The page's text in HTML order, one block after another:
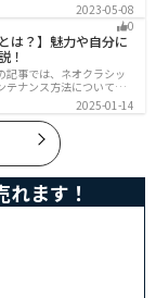
いやすいものを選びまし
クの種類と特徴、それぞ
2023-05-08
0
は？】魅力や自分に
！
記事では、ネオクラシッ
テナンス方法について解
ックバイクは、見た目と
なです。この記事を読め
が理解できます。
2025-01-14
ます！